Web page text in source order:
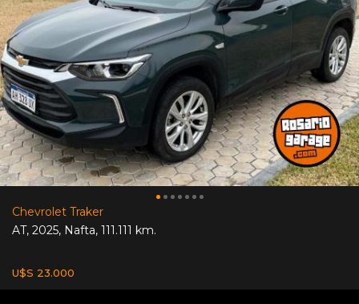
Chevrolet Traker
AT, 2025, Nafta, 111.111 km.
U$S 23.000